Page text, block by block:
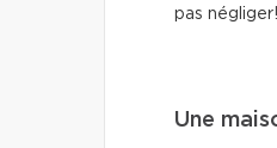
pas négliger!
Une